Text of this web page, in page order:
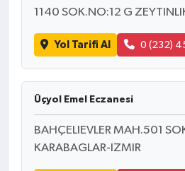
1140 SOK.NO:12 G
Yol Tarifi Al 0 (232)
Üçyol Emel Eczanesi
BAHÇELIEVLER MAH.501
KARABAGLAR-IZMIR